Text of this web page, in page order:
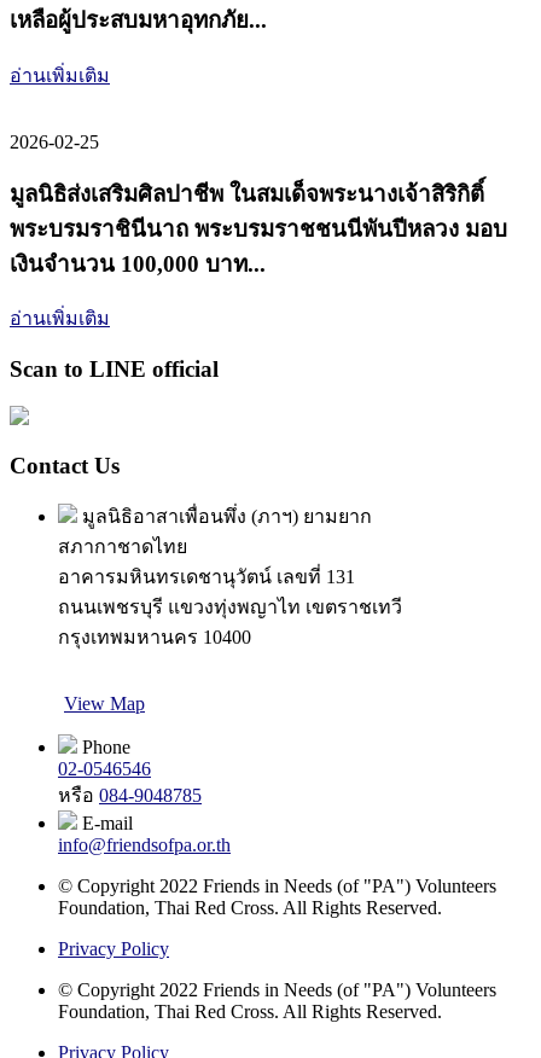
เหลือผู้ประสบมหาอุทกภัย...
อ่านเพิ่มเติม
2026-02-25
มูลนิธิส่งเสริมศิลปาชีพ ในสมเด็จพระนางเจ้าสิริกิติ์
พระบรมราชินีนาถ พระบรมราชชนนีพันปีหลวง มอบ
เงินจำนวน 100,000 บาท...
อ่านเพิ่มเติม
Scan to LINE official
Contact Us
มูลนิธิอาสาเพื่อนพึ่ง (ภาฯ) ยามยาก
สภากาชาดไทย
อาคารมหินทรเดชานุวัตน์ เลขที่ 131
ถนนเพชรบุรี แขวงทุ่งพญาไท เขตราชเทวี
กรุงเทพมหานคร 10400
View Map
Phone
02-0546546
หรือ 084-9048785
E-mail
info@friendsofpa.or.th
© Copyright 2022 Friends in Needs (of "PA") Volunteers
Foundation, Thai Red Cross. All Rights Reserved.
Privacy Policy
© Copyright 2022 Friends in Needs (of "PA") Volunteers
Foundation, Thai Red Cross. All Rights Reserved.
Privacy Policy